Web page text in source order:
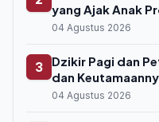
yang Ajak Anak
04 Agustus 2026
3
Dzikir Pagi dan
dan
04 Agustus 2026